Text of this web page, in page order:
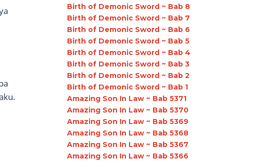
Birth of Demonic Sword ~ Bab 8
Birth of Demonic Sword ~ Bab 7
Birth of Demonic Sword ~ Bab 6
Birth of Demonic Sword ~ Bab 5
Birth of Demonic Sword ~ Bab 4
Birth of Demonic Sword ~ Bab 3
Birth of Demonic Sword ~ Bab 2
Birth of Demonic Sword ~ Bab 1
Amazing Son In Law ~ Bab 5371
Amazing Son In Law ~ Bab 5370
Amazing Son In Law ~ Bab 5369
Amazing Son In Law ~ Bab 5368
Amazing Son In Law ~ Bab 5367
Amazing Son In Law ~ Bab 5366